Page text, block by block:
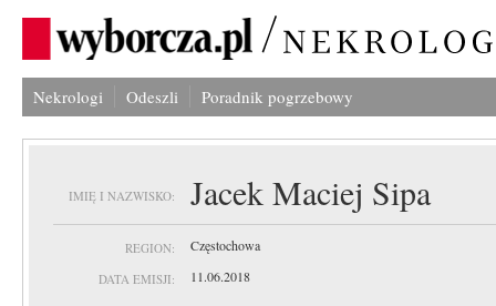
Nekrologi Odeszli Poradnik pogrzebowy
IMIĘ I NAZWISKO: Jacek Maciej Sipa
REGION: Częstochowa
DATA EMISJI: 11.06.2018